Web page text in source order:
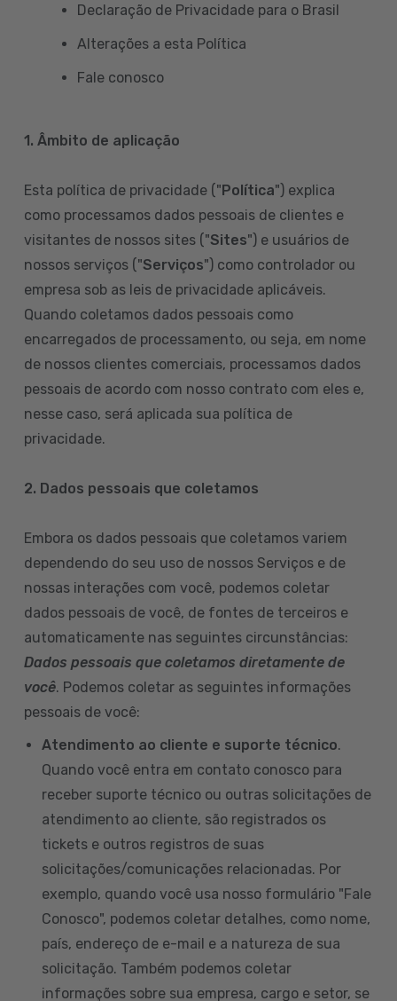
Declaração de Privacidade para o Brasil
Alterações a esta Política
Fale conosco
1. Âmbito de aplicação
Esta política de privacidade ("Política") explica
como processamos dados pessoais de clientes e
visitantes de nossos sites ("Sites") e usuários de
nossos serviços ("Serviços") como controlador ou
empresa sob as leis de privacidade aplicáveis.
Quando coletamos dados pessoais como
encarregados de processamento, ou seja, em nome
de nossos clientes comerciais, processamos dados
pessoais de acordo com nosso contrato com eles e,
nesse caso, será aplicada sua política de
privacidade.
2. Dados pessoais que coletamos
Embora os dados pessoais que coletamos variem
dependendo do seu uso de nossos Serviços e de
nossas interações com você, podemos coletar
dados pessoais de você, de fontes de terceiros e
automaticamente nas seguintes circunstâncias:
Dados pessoais que coletamos diretamente de
você. Podemos coletar as seguintes informações
pessoais de você:
Atendimento ao cliente e suporte técnico.
Quando você entra em contato conosco para
receber suporte técnico ou outras solicitações de
atendimento ao cliente, são registrados os
tickets e outros registros de suas
solicitações/comunicações relacionadas. Por
exemplo, quando você usa nosso formulário "Fale
Conosco", podemos coletar detalhes, como nome,
país, endereço de e-mail e a natureza de sua
solicitação. Também podemos coletar
informações sobre sua empresa, cargo e setor, se